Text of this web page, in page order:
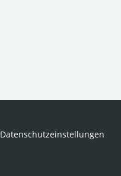
Datenschutzeinstellungen